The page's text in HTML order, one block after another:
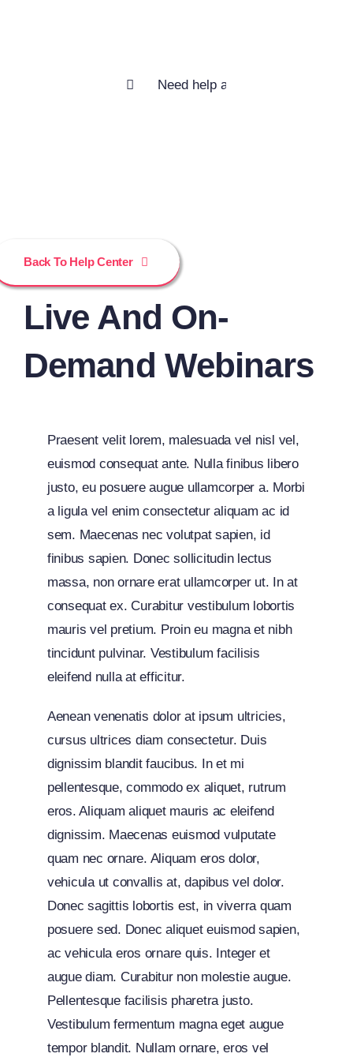
Back To Help Center
Live And On-
Demand Webinars
Praesent velit lorem, malesuada vel nisl vel,
euismod consequat ante. Nulla finibus libero
justo, eu posuere augue ullamcorper a. Morbi
a ligula vel enim consectetur aliquam ac id
sem. Maecenas nec volutpat sapien, id
finibus sapien. Donec sollicitudin lectus
massa, non ornare erat ullamcorper ut. In at
consequat ex. Curabitur vestibulum lobortis
mauris vel pretium. Proin eu magna et nibh
tincidunt pulvinar. Vestibulum facilisis
eleifend nulla at efficitur.
Aenean venenatis dolor at ipsum ultricies,
cursus ultrices diam consectetur. Duis
dignissim blandit faucibus. In et mi
pellentesque, commodo ex aliquet, rutrum
eros. Aliquam aliquet mauris ac eleifend
dignissim. Maecenas euismod vulputate
quam nec ornare. Aliquam eros dolor,
vehicula ut convallis at, dapibus vel dolor.
Donec sagittis lobortis est, in viverra quam
posuere sed. Donec aliquet euismod sapien,
ac vehicula eros ornare quis. Integer et
augue diam. Curabitur non molestie augue.
Pellentesque facilisis pharetra justo.
Vestibulum fermentum magna eget augue
tempor blandit. Nullam ornare, eros vel